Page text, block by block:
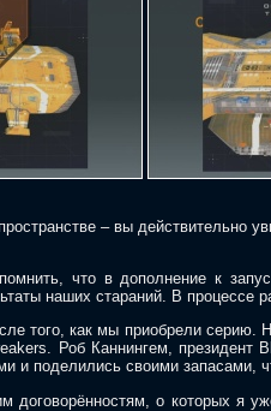
– вы действительно
что в дополнение к
наших стараний. В процессе
того, как мы приобрели серию.
Роб Каннингем,
и поделились своими запасами,
договорённостям, о которых